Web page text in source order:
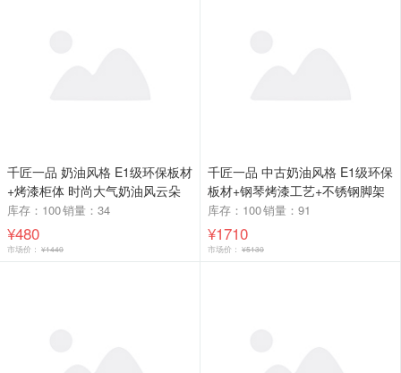
千匠一品 奶油风格 E1级环保板材
+烤漆柜体 时尚大气奶油风云朵
茶几C03-J
库存：100销量：34
¥480
市场价： ¥1440
千匠一品 中古奶油风格 E1级环保
板材+钢琴烤漆工艺+不锈钢脚架
时尚大气妆台L307-J
库存：100销量：91
¥1710
市场价： ¥5130